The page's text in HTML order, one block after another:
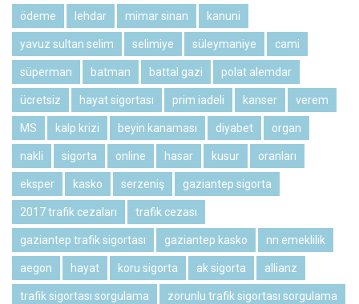
ödeme lehdar mimar sinan kanuni
yavuz sultan selim selimiye süleymaniye cami
süperman batman battal gazi polat alemdar
ücretsiz hayat sigortası prim iadeli kanser verem
MS kalp krizi beyin kanaması diyabet organ
nakli sigorta online hasar kusur oranları
eksper kasko serzeniş gaziantep sigorta
2017 trafik cezaları trafik cezası
gaziantep trafik sigortası gaziantep kasko nn emeklilik
aegon hayat koru sigorta ak sigorta allianz
trafik sigortası sorgulama zorunlu trafik sigortası sorgulama